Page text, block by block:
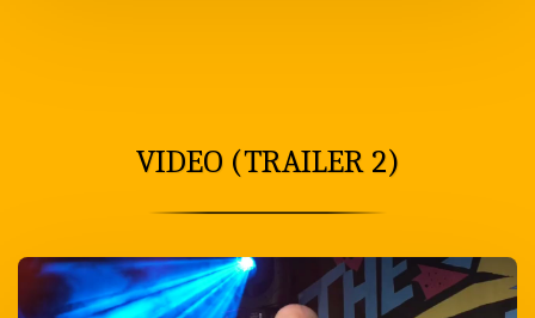
VIDEO (TRAILER 2)